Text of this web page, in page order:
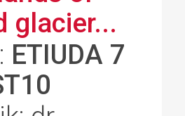
glacier...
ETIUDA 7